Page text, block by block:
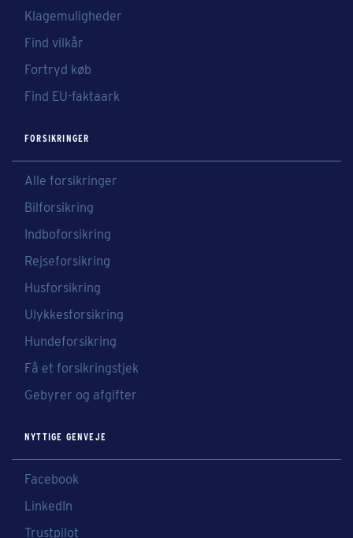
Klagemuligheder
Find vilkår
Fortryd køb
Find EU-faktaark
FORSIKRINGER
Alle forsikringer
Bilforsikring
Indboforsikring
Rejseforsikring
Husforsikring
Ulykkesforsikring
Hundeforsikring
Få et forsikringstjek
Gebyrer og afgifter
NYTTIGE GENVEJE
Facebook
LinkedIn
Trustpilot